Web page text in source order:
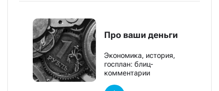
Про ваши деньги
Экономика, история,
госплан: блиц-
комментарии